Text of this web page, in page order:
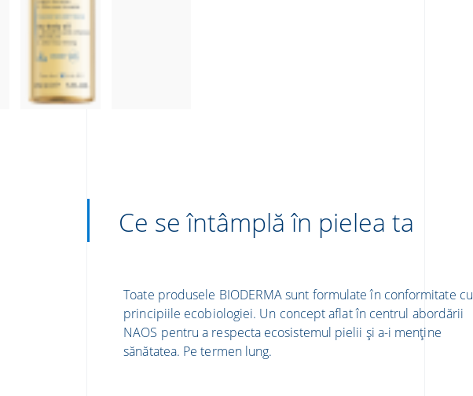
Ce se întâmplă în pielea ta
Toate produsele BIODERMA sunt formulate în conformitate cu
principiile ecobiologiei. Un concept aflat în centrul abordării
NAOS pentru a respecta ecosistemul pielii și a-i menține
sănătatea. Pe termen lung.